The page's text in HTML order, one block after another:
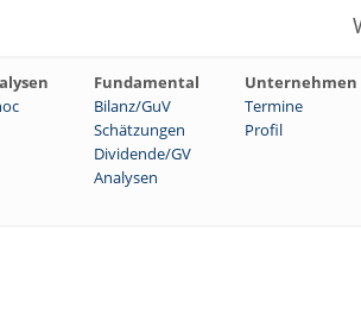
Fundamental Unternehmen
Bilanz/GuV Termine
Schätzungen Profil
Dividende/GV
Analysen